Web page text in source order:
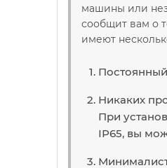
машины или
сообщит вам о
имеют
Никаких
При
ІР65, вы